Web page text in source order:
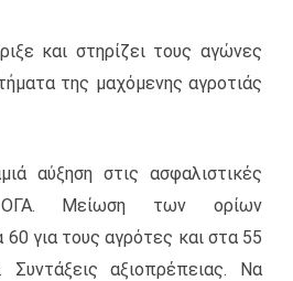
και στηρίζει τους αγώνες
της μαχόμενης αγροτιάς
αύξηση στις ασφαλιστικές
Μείωση των ορίων
60 για τους αγρότες και στα 55
Συντάξεις αξιοπρέπειας. Να